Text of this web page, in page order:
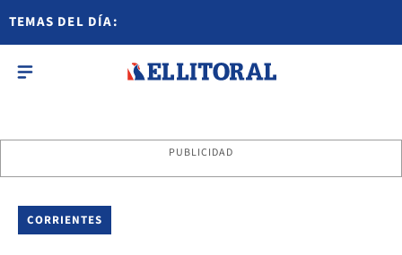
TEMAS DEL DÍA:
PUBLICIDAD
CORRIENTES